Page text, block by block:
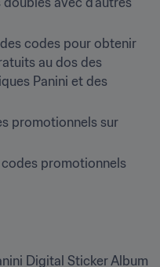
codes pour obtenir
au dos des
Panini et des
promotionnels sur
promotionnels
Digital Sticker Album